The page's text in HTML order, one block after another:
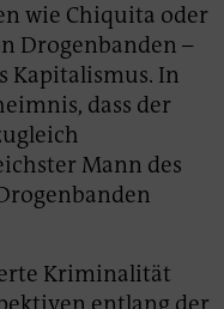
wie Chiquita oder
Drogenbanden –
Kapitalismus. In
dass der
Mann des
Kriminalität